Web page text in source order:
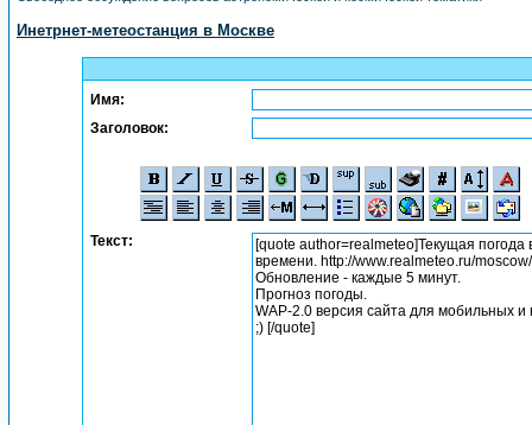
Инетрнет-метеостанция в Москве
Имя:
Заголовок:
Текст: